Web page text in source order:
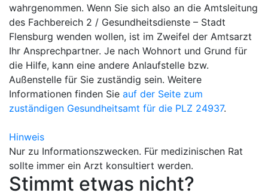
wahrgenommen. Wenn Sie sich also an die Amtsleitung
des Fachbereich 2 / Gesundheitsdienste – Stadt
Flensburg wenden wollen, ist im Zweifel der Amtsarzt
Ihr Ansprechpartner. Je nach Wohnort und Grund für
die Hilfe, kann eine andere Anlaufstelle bzw.
Außenstelle für Sie zuständig sein. Weitere
Informationen finden Sie auf der Seite zum
zuständigen Gesundheitsamt für die PLZ 24937.
Hinweis
Nur zu Informationszwecken. Für medizinischen Rat
sollte immer ein Arzt konsultiert werden.
Stimmt etwas nicht?